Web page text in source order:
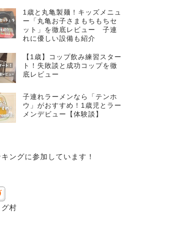
1歳と丸亀製麺！キッズメニュ
ー「丸亀お子さまもちもちセ
ット」を徹底レビュー 子連
れに優しい設備も紹介
【1歳】コップ飲み練習スター
ト！失敗談と成功コップを徹
底レビュー
子連れラーメンなら「テンホ
ウ」がおすすめ！1歳児とラー
メンデビュー【体験談】
ングに参加しています！
村